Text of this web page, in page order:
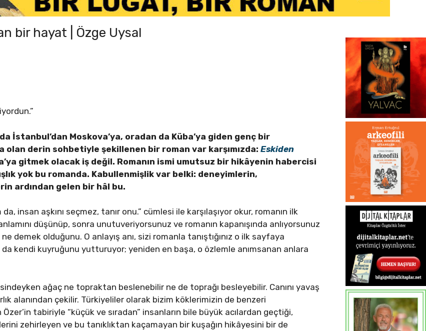
bir hayat | Özge Uysal
İstanbul’dan Moskova’ya, oradan da Küba’ya giden genç bir
olan derin sohbetiyle şekillenen bir roman var karşımızda:Eskiden
gitmek olacak iş değil. Romanın ismi umutsuz bir hikâyenin habercisi
yok bu romanda. Kabullenmişlik var belki: deneyimlerin,
ardından gelen bir hâl bu.
insan aşkını seçmez, tanır onu.” cümlesi ile karşılaşıyor okur, romanın ilk
düşünüp, sonra unutuveriyorsunuz ve romanın kapanışında anlıyorsunuz
demek olduğunu. O anlayış anı, sizi romanla tanıştığınız o ilk sayfaya
kendi kuyruğunu yutturuyor; yeniden en başa, o özlemle anımsanan anlara
ağaç ne topraktan beslenebilir ne de toprağı besleyebilir. Canını yavaş
alanından çekilir. Türkiyeliler olarak bizim köklerimizin de benzeri
tabiriyle “küçük ve sıradan” insanların bile büyük acılardan geçtiği,
zehirleyen ve bu tanıklıktan kaçamayan bir kuşağın hikâyesini bir de